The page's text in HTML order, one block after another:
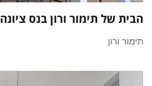
הבית של תימור ורון בנס ציונה
תימור ורון